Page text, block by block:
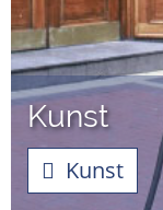
Kunst
Kunst